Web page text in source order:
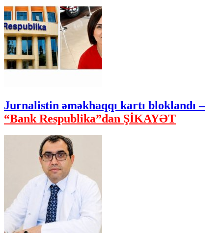
Jurnalistin əməkhaqqı kartı bloklandı –
“Bank Respublika”dan ŞİKAYƏT